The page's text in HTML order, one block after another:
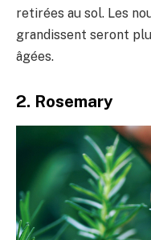
retirées au sol. Les
grandissent seront
âgées.
2. Rosemary